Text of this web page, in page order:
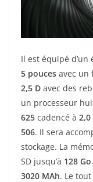
Il est équipé d’un
5 pouces avec un
2,5 D avec des
un processeur
625 cadencé à 2,0
506. Il sera
stockage. La
SD jusqu’à 128 Go
3020 MAh. Le